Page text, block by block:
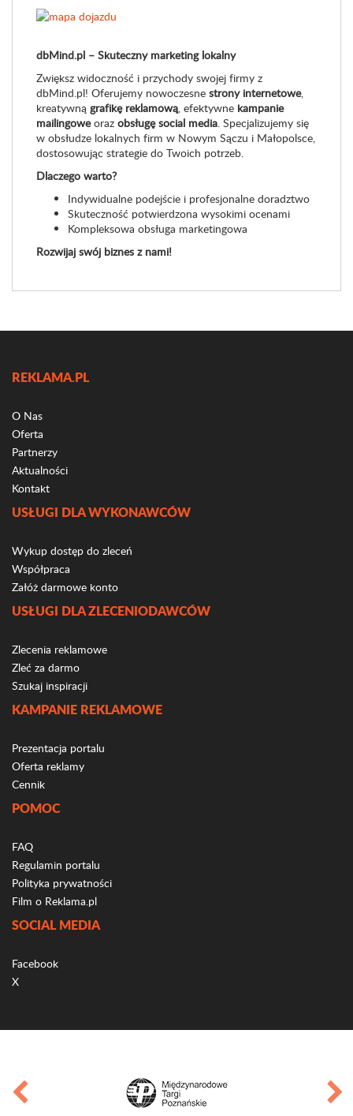
dbMind.pl – Skuteczny marketing lokalny
Zwiększ widoczność i przychody swojej firmy z
dbMind.pl! Oferujemy nowoczesne strony internetowe,
kreatywną grafikę reklamową, efektywne kampanie
mailingoweoraz obsługę social media. Specjalizujemy się
w obsłudze lokalnych firm w Nowym Sączu i Małopolsce,
dostosowując strategie do Twoich potrzeb.
Dlaczego warto?
Indywidualne podejście i profesjonalne doradztwo
Skuteczność potwierdzona wysokimi ocenami
Kompleksowa obsługa marketingowa
Rozwijaj swój biznes z nami!
REKLAMA.PL
O Nas
Oferta
Partnerzy
Aktualności
Kontakt
USŁUGI DLA WYKONAWCÓW
Wykup dostęp do zleceń
Współpraca
Załóż darmowe konto
USŁUGI DLA ZLECENIODAWCÓW
Zlecenia reklamowe
Zleć za darmo
Szukaj inspiracji
KAMPANIE REKLAMOWE
Prezentacja portalu
Oferta reklamy
Cennik
POMOC
FAQ
Regulamin portalu
Polityka prywatności
Film o Reklama.pl
SOCIAL MEDIA
Facebook
X